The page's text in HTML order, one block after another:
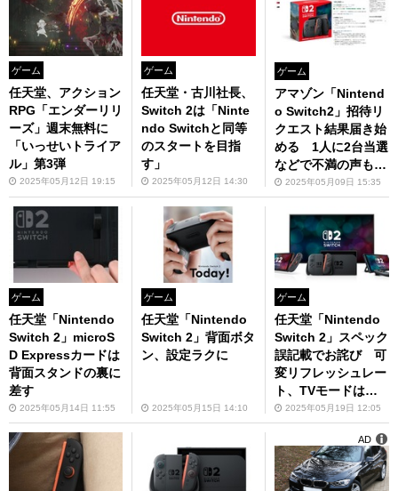
ゲーム
任天堂、アクション
RPG「エンダーリリ
ーズ」週末無料に
「いっせいトライア
ル」第3弾
2025年05月12日 19:15
ゲーム
任天堂・古川社長、
Switch 2は「Ninte
ndo Switchと同等
のスタートを目指
す」
2025年05月12日 14:30
ゲーム
アマゾン「Nintend
o Switch2」招待リ
クエスト結果届き始
める 1人に2台当選
などで不満の声も
そして中村悠一さん
は…
2025年05月09日 15:35
ゲーム
任天堂「Nintendo
Switch 2」microS
D Expressカードは
背面スタンドの裏に
差す
2025年05月14日 11:55
ゲーム
任天堂「Nintendo
Switch 2」背面ボタ
ン、設定ラクに
2025年05月15日 14:10
ゲーム
任天堂「Nintendo
Switch 2」スペック
誤記載でお詫び 可
変リフレッシュレー
ト、TVモードは非
対応に
2025年05月19日 12:05
AD